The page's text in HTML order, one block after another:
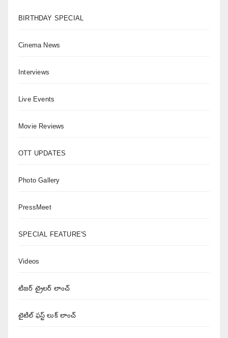
BIRTHDAY SPECIAL
Cinema News
Interviews
Live Events
Movie Reviews
OTT UPDATES
Photo Gallery
PressMeet
SPECIAL FEATURE'S
Videos
టిజర్ ట్రైలర్ లాంచ్
టైటిల్ ఫస్ట్ లుక్ లాంచ్